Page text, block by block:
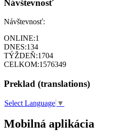
Návštevnosť
Návštevnosť:
ONLINE:1
DNES:134
TÝŽDEŇ:1704
CELKOM:1576349
Preklad (translations)
Select Language ▼
Mobilná aplikácia